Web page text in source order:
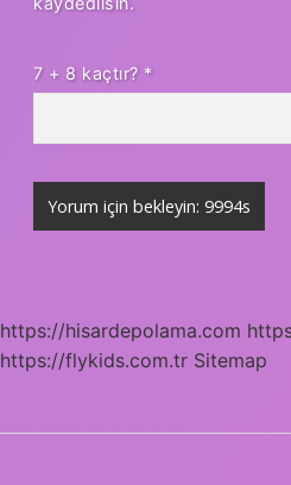
7 + 8 kaçtır? *
https://hisardepolama.com
https://flykids.com.tr Sitemap